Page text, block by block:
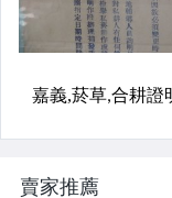
賣家推薦